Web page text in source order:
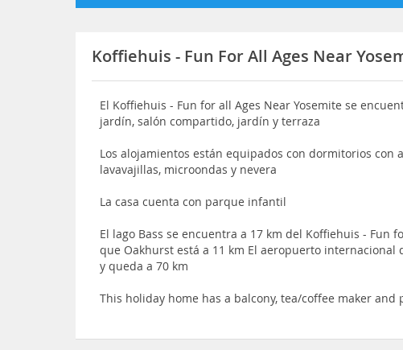
Koffiehuis - Fun For All Ages Near
El Koffiehuis - Fun for all Ages Near Yosemite se
jardín, salón compartido, jardín y terraza
Los alojamientos están equipados con dormitorios con
lavavajillas, microondas y nevera
La casa cuenta con parque infantil
El lago Bass se encuentra a 17 km del Koffiehuis - Fun
que Oakhurst está a 11 km El aeropuerto internacional
y queda a 70 km
This holiday home has a balcony, tea/coffee maker and